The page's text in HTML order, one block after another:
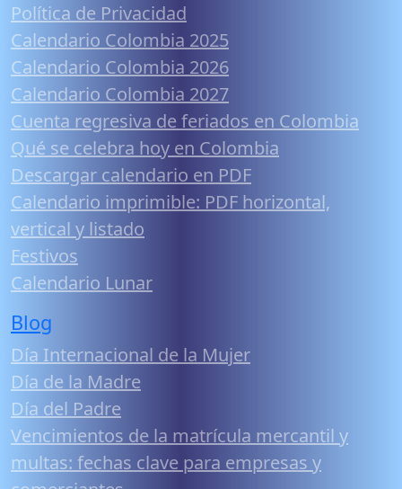
Política de Privacidad
Calendario Colombia 2025
Calendario Colombia 2026
Calendario Colombia 2027
Cuenta regresiva de feriados en Colombia
Qué se celebra hoy en Colombia
Descargar calendario en PDF
Calendario imprimible: PDF horizontal,
vertical y listado
Festivos
Calendario Lunar
Blog
Día Internacional de la Mujer
Día de la Madre
Día del Padre
Vencimientos de la matrícula mercantil y
multas: fechas clave para empresas y